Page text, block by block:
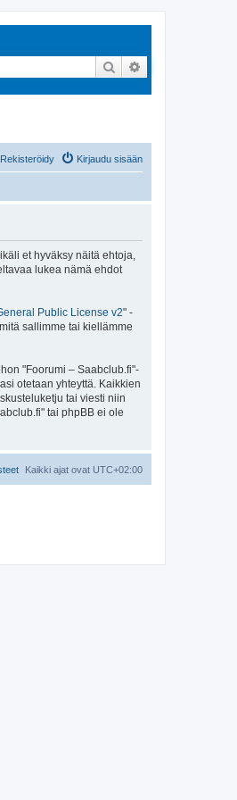
Etsi
Kirjaudu sisään
Rekisteröidy
et hyväksy näitä ehtoja,
lukea nämä ehdot
Public License v2" -
sallimme tai kiellämme
"Foorumi – Saabclub.fi"-
otetaan yhteyttä. Kaikkien
tai viesti niin
tai phpBB ei ole
Kaikki ajat ovat UTC+02:00